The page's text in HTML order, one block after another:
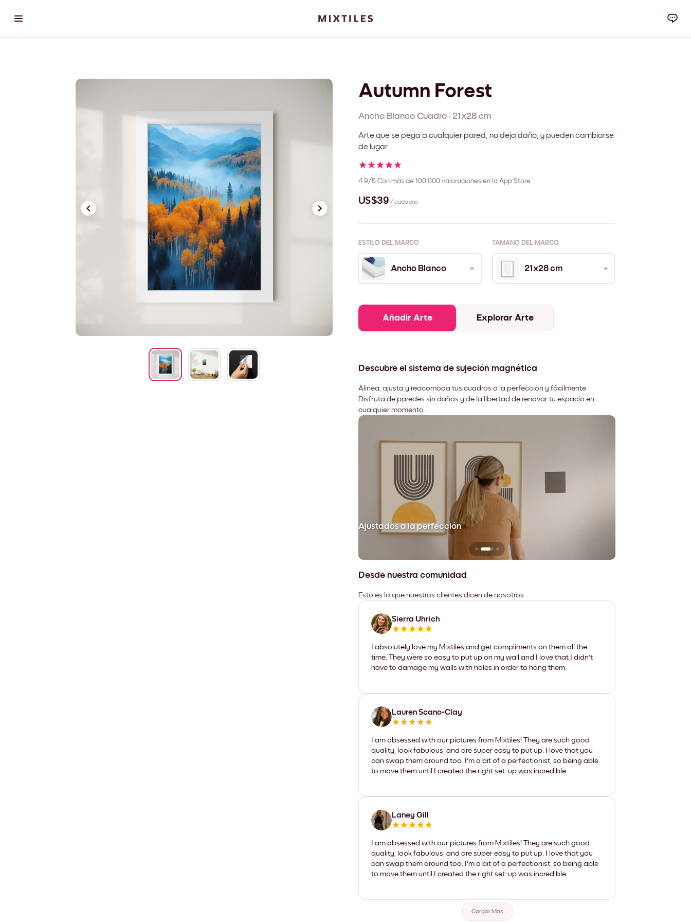
Autumn Forest
Ancho Blanco Cuadro · 21x28 cm
Arte que se pega a cualquier pared, no deja daño, y pueden cambiarse
de lugar.
4.9/5 Con más de 100.000 valoraciones en la App Store
US$39 / cada uno
ESTILO DEL MARCO TAMAÑO DEL MARCO
Ancho Blanco 21x28 cm
Añadir Arte Explorar Arte
Descubre el sistema de sujeción magnética
Alinea, ajusta y reacomoda tus cuadros a la perfección y fácilmente.
Disfruta de paredes sin daños y de la libertad de renovar tu espacio en
cualquier momento.
Ajustados a la perfección
Desde nuestra comunidad
Esto es lo que nuestros clientes dicen de nosotros
Sierra Uhrich
I absolutely love my Mixtiles and get compliments on them all the
time. They were so easy to put up on my wall and I love that I didn't
have to damage my walls with holes in order to hang them.
Lauren Scano-Clay
I am obsessed with our pictures from Mixtiles! They are such good
quality, look fabulous, and are super easy to put up. I love that you
can swap them around too. I'm a bit of a perfectionist, so being able
to move them until I created the right set-up was incredible.
Laney Gill
I am obsessed with our pictures from Mixtiles! They are such good
quality, look fabulous, and are super easy to put up. I love that you
can swap them around too. I'm a bit of a perfectionist, so being able
to move them until I created the right set-up was incredible.
Cargar Más